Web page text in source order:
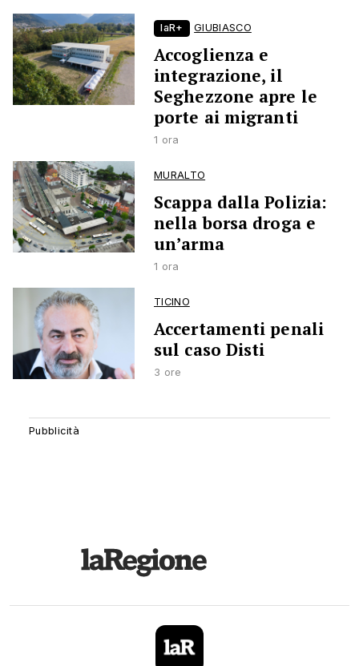
laR+ GIUBIASCO
Accoglienza e
integrazione, il
Seghezzone apre le
porte ai migranti
1 ora
MURALTO
Scappa dalla Polizia:
nella borsa droga e
un’arma
1 ora
TICINO
Accertamenti penali
sul caso Disti
3 ore